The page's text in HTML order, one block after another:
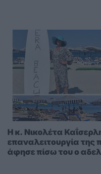
Η κ. Νικολέτα
επαναλειτουργία
άφησε πίσω του ο